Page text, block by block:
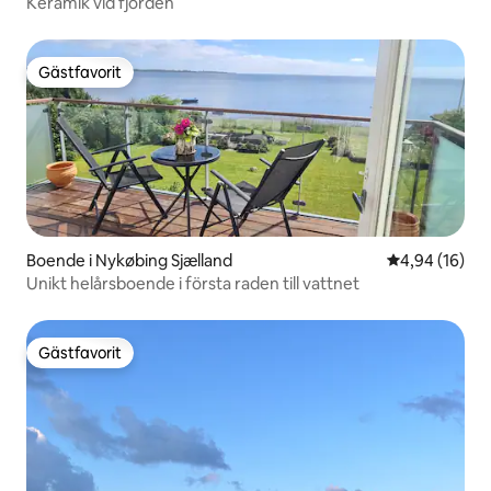
Gästfavorit
Gästfavorit
Boende i Nykøbing Sjælland 4,94 av 5 i
4,94 (16)
Unikt helårsboende i första raden till vattnet
Gästfavorit
Gästfavorit